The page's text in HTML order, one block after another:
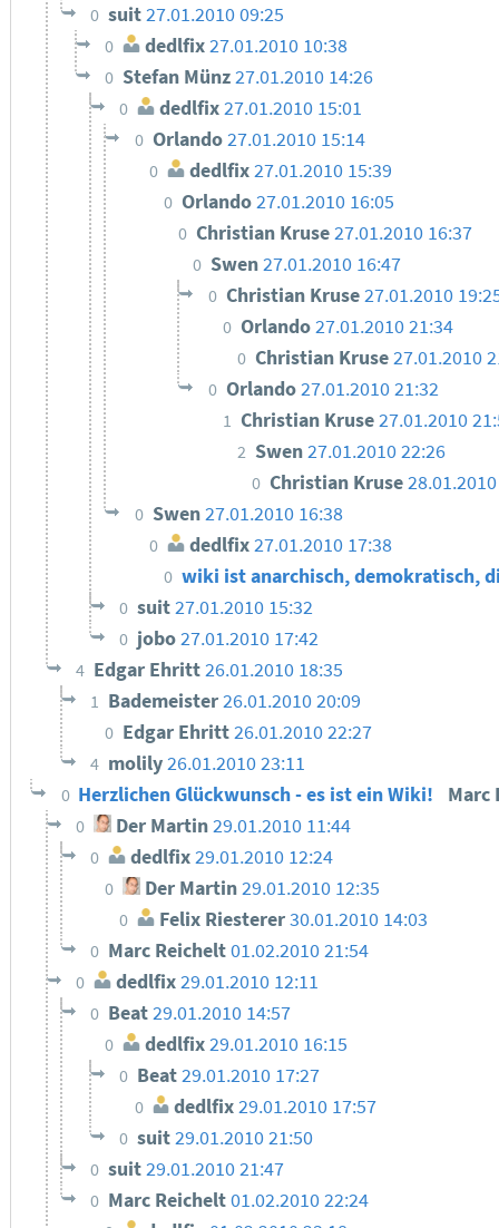
0 suit27.01.2010 09:25
0 dedlfix27.01.2010 10:38
0 Stefan Münz27.01.2010 14:26
0 dedlfix27.01.2010 15:01
0 Orlando27.01.2010 15:14
0 dedlfix 27.01.2010 15:39
0 Orlando27.01.2010 16:05
0 Christian Kruse27.01.2010 16:37
0 Swen27.01.2010 16:47
0 Christian Kruse27.01.2010
0 Orlando27.01.2010 21:34
0 Christian Kruse27.01.2010
0 Orlando27.01.2010 21:32
1 Christian Kruse27.01.2010
2 Swen27.01.2010 22:26
0 Christian Kruse
0 Swen27.01.2010 16:38
0 dedlfix 27.01.2010 17:38
0 wiki ist anarchisch, demokratisch,
0 suit27.01.2010 15:32
0 jobo27.01.2010 17:42
4 Edgar Ehritt26.01.2010 18:35
1 Bademeister26.01.2010 20:09
0 Edgar Ehritt26.01.2010 22:27
4 molily26.01.2010 23:11
0 Herzlichen Glückwunsch - es ist ein Wiki! Marc
0 Der Martin 29.01.2010 11:44
0 dedlfix29.01.2010 12:24
0 Der Martin29.01.2010 12:35
0 Felix Riesterer30.01.2010 14:03
0 Marc Reichelt01.02.2010 21:54
0 dedlfix 29.01.2010 12:11
0 Beat29.01.2010 14:57
0 dedlfix29.01.2010 16:15
0 Beat29.01.2010 17:27
0 dedlfix29.01.2010 17:57
0 suit29.01.2010 21:50
0 suit29.01.2010 21:47
0 Marc Reichelt01.02.2010 22:24